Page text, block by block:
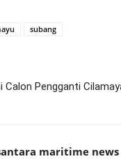
subang
Calon Pengganti
maritime news